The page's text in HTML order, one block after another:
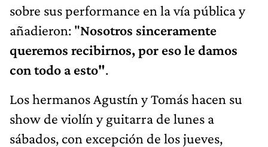
sobre sus performance en la vía pública y
añadieron: "Nosotros sinceramente
queremos recibirnos, por eso le damos
con todo a esto".
Los hermanos Agustín y Tomás hacen su
show de violín y guitarra de lunes a
sábados, con excepción de los jueves,